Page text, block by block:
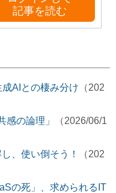
記事を読む
成AIとの棲み分け （202
感の論理」
（2026/06/1
、使い倒そう！
（202
の死」、求められるIT